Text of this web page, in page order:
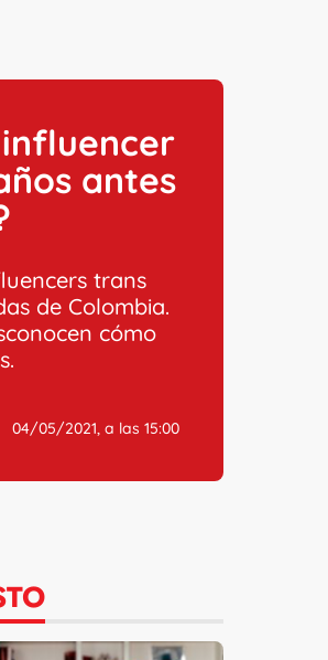
antes
trans
de Colombia.
cómo
04/05/2021, a las 15:00